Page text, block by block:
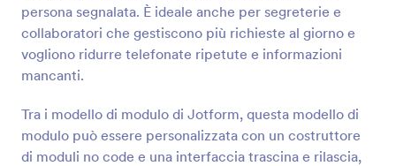
persona segnalata. È ideale anche per segreterie e
collaboratori che gestiscono più richieste al giorno e
vogliono ridurre telefonate ripetute e informazioni
mancanti.
Tra i modello di modulo di Jotform, questa modello di
modulo può essere personalizzata con un costruttore
di moduli no code e una interfaccia trascina e rilascia,